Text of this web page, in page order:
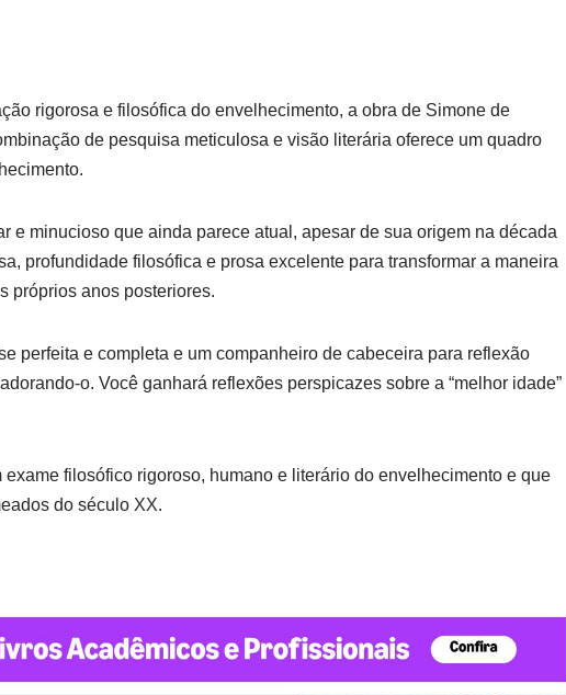
rigorosa e filosófica do envelhecimento, a obra de Simone de
de pesquisa meticulosa e visão literária oferece um quadro
e minucioso que ainda parece atual, apesar de sua origem na década
profundidade filosófica e prosa excelente para transformar a maneira
próprios anos posteriores.
perfeita e completa e um companheiro de cabeceira para reflexão
o. Você ganhará reflexões perspicazes sobre a “melhor idade”
filosófico rigoroso, humano e literário do envelhecimento e que
do século XX.